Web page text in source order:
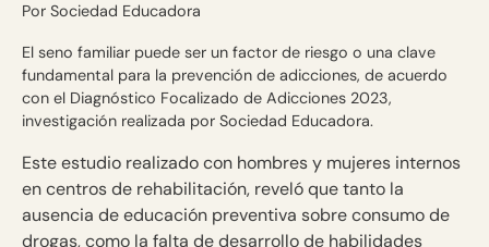
Por Sociedad Educadora
El seno familiar puede ser un factor de riesgo o una clave
fundamental para la prevención de adicciones, de acuerdo
con el Diagnóstico Focalizado de Adicciones 2023,
investigación realizada por Sociedad Educadora.
Este estudio realizado con hombres y mujeres internos
en centros de rehabilitación, reveló que tanto la
ausencia de educación preventiva sobre consumo de
drogas, como la falta de desarrollo de habilidades